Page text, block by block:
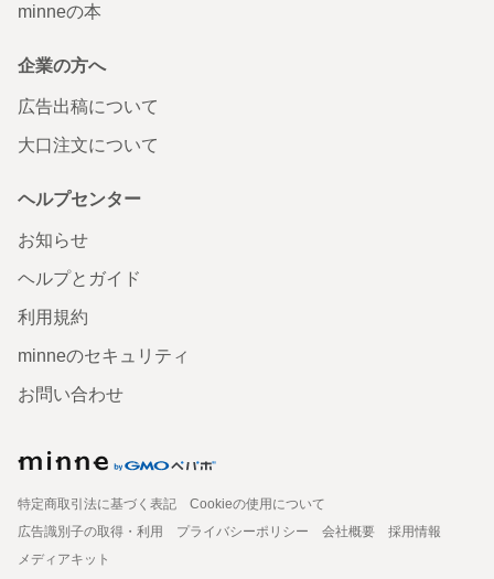
minneの本
企業の方へ
広告出稿について
大口注文について
ヘルプセンター
お知らせ
ヘルプとガイド
利用規約
minneのセキュリティ
お問い合わせ
特定商取引法に基づく表記
Cookieの使用について
広告識別子の取得・利用
プライバシーポリシー 会社概要
採用情報
メディアキット